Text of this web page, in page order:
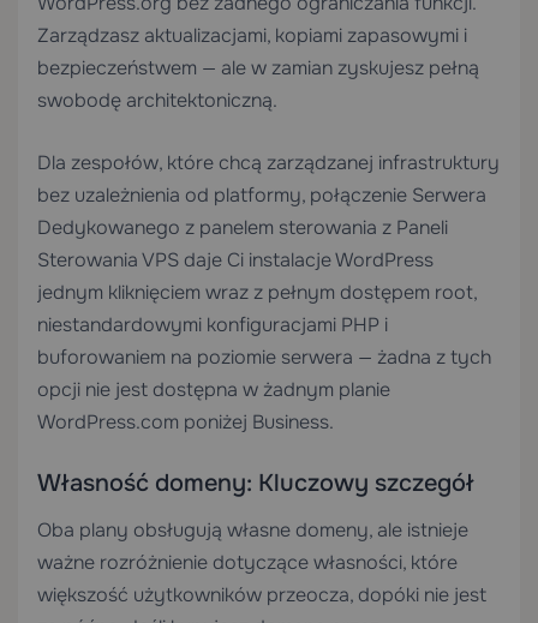
Zarządzasz aktualizacjami, kopiami zapasowymi i
bezpieczeństwem — ale w zamian zyskujesz pełną
swobodę architektoniczną.
Dla zespołów, które chcą zarządzanej infrastruktury
bez uzależnienia od platformy, połączenie Serwera
Dedykowanego z panelem sterowania z Paneli
Sterowania VPS daje Ci instalacje WordPress
jednym kliknięciem wraz z pełnym dostępem root,
niestandardowymi konfiguracjami PHP i
buforowaniem na poziomie serwera — żadna z tych
opcji nie jest dostępna w żadnym planie
WordPress.com poniżej Business.
Własność domeny: Kluczowy szczegół
Oba plany obsługują własne domeny, ale istnieje
ważne rozróżnienie dotyczące własności, które
większość użytkowników przeocza, dopóki nie jest